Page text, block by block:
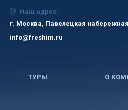
Наш адрес:
г. Москва, Павелецкая набережная
info@freshim.ru
ТУРЫ О